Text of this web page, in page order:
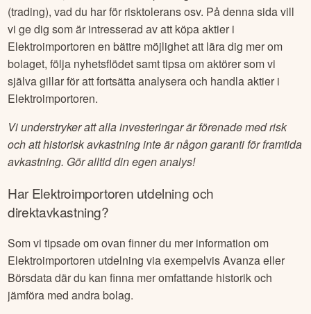
(trading), vad du har för risktolerans osv. På denna sida vill
vi ge dig som är intresserad av att köpa aktier i
Elektroimportoren en bättre möjlighet att lära dig mer om
bolaget, följa nyhetsflödet samt tipsa om aktörer som vi
själva gillar för att fortsätta analysera och handla aktier i
Elektroimportoren.
Vi understryker att alla investeringar är förenade med risk
och att historisk avkastning inte är någon garanti för framtida
avkastning. Gör alltid din egen analys!
HarElektroimportoren utdelning och
direktavkastning?
Som vi tipsade om ovan finner du mer information om
Elektroimportoren utdelning via exempelvis Avanza eller
Börsdata där du kan finna mer omfattande historik och
jämföra med andra bolag.